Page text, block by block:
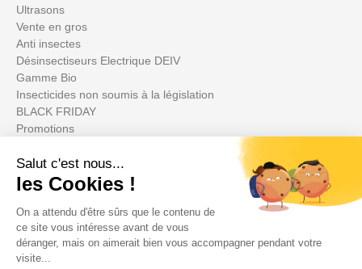
Ultrasons
Vente en gros
Anti insectes
Désinsectiseurs Electrique DEIV
Gamme Bio
Insecticides non soumis à la législation
BLACK FRIDAY
Promotions
Votre compte
Informations